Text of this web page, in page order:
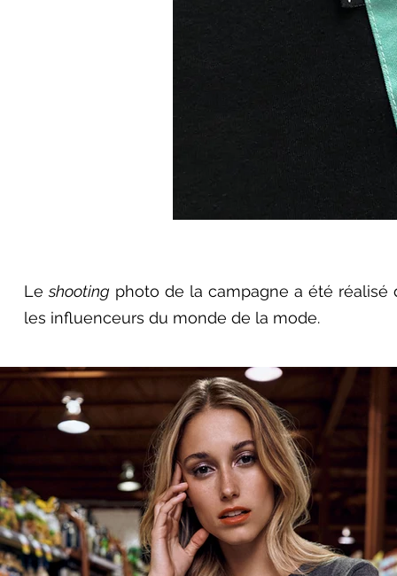
Leshooting photo de la campagne a été
les influenceurs du monde de la mode.